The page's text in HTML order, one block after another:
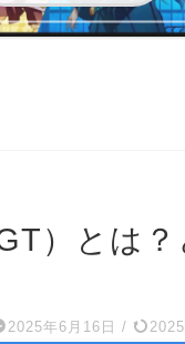
）とは？
2025年6月16日 / 2025